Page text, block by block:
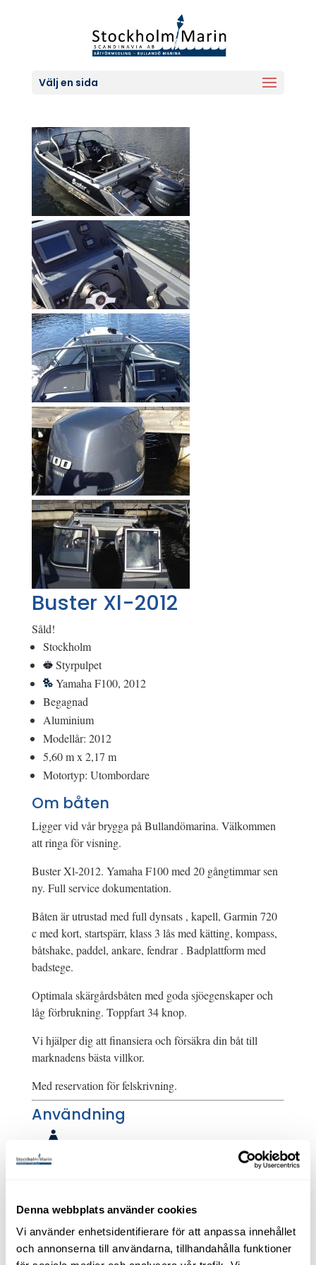
Denna webbplats använder cookies
Vi använder enhetsidentifierare för att anpassa innehållet
och annonserna till användarna, tillhandahålla funktioner
Välj en sida
Buster Xl-2012
Såld!
Stockholm
Styrpulpet
Yamaha F100, 2012
Begagnad
Aluminium
Modellår: 2012
5,60 m x 2,17 m
Motortyp: Utombordare
Om båten
Ligger vid vår brygga på Bullandömarina. Välkommen
att ringa för visning.
Buster Xl-2012. Yamaha F100 med 20 gångtimmar sen
ny. Full service dokumentation.
Båten är utrustad med full dynsats , kapell, Garmin 720
c med kort, startspärr, klass 3 lås med kätting, kompass,
båtshake, paddel, ankare, fendrar . Badplattform med
badstege.
Optimala skärgårdsbåten med goda sjöegenskaper och
låg förbrukning. Toppfart 34 knop.
Vi hjälper dig att finansiera och försäkra din båt till
marknadens bästa villkor.
Med reservation för felskrivning.
Användning
MotorYamaha F100
Årsmodell, motor2012
MotortypUtombordare